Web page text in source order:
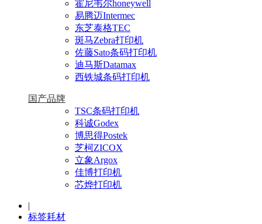
霍尼韦尔honeywell
易腾迈Intermec
东芝泰格TEC
斑马Zebra打印机
佐藤Sato条码打印机
迪马斯Datamax
西铁城条码打印机
国产品牌
TSC条码打印机
科诚Godex
博思得Postek
芝柯ZICOX
立象Argox
佳博打印机
芯烨打印机
|
标签耗材